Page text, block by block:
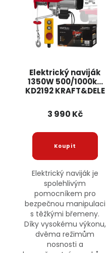
Elektrický naviják
1350W 500/1000kg
KD2192 KRAFT&DELE
3 990 Kč
Elektrický naviják je
spolehlivým
pomocníkem pro
bezpečnou manipulaci
s těžkými břemeny.
Díky vysokému výkonu,
dvěma režimům
nosnosti a